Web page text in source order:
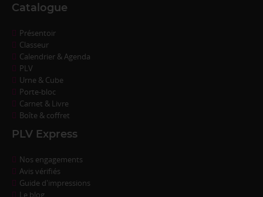
Catalogue
Présentoir
Classeur
Calendrier & Agenda
PLV
Urne & Cube
Porte-bloc
Carnet & Livre
Boîte & coffret
PLV Express
Nos engagements
Avis vérifiés
Guide d'impressions
Le blog